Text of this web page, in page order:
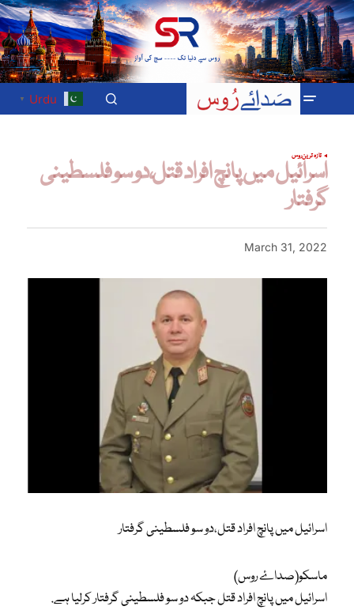
Urdu
▼
تازہ ترینروس
اسرائیل میں پانچ افراد قتل،دو سو فلسطینی
گرفتار
March 31, 2022
اسرائیل میں پانچ افراد قتل،دو سو فلسطینی گرفتار
ماسکو(صداۓ روس)
اسرائیل میں پانچ افراد قتل جبکہ دو سو فلسطینی گرفتار کرلیا ہے.